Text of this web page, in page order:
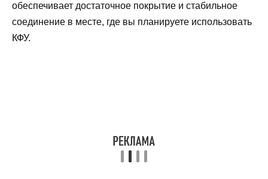
обеспечивает достаточное покрытие и стабильное
соединение в месте, где вы планируете использовать
КФУ.